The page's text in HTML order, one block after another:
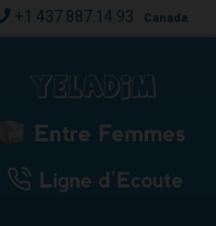
+1.437.887.14.93 Canada